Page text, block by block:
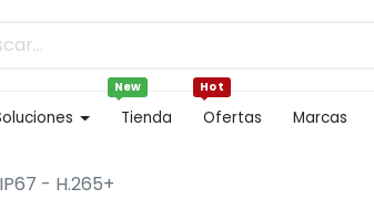
Tienda
New
Ofertas
Hot
Marcas
- H.265+